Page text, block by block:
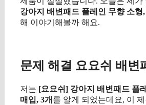
강아지 배변패드 플레인 무향 소형,
해 이야기해볼까 해요.
문제 해결 요요쉬 배변
저는 [요요쉬] 강아지 배변패드 플
매입, 3개 를 알게 되었는데요, 이